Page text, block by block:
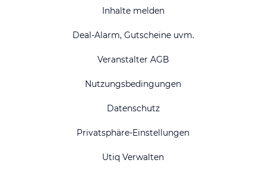
Inhalte melden
Deal-Alarm, Gutscheine uvm.
Veranstalter AGB
Nutzungsbedingungen
Datenschutz
Privatsphäre-Einstellungen
Utiq Verwalten